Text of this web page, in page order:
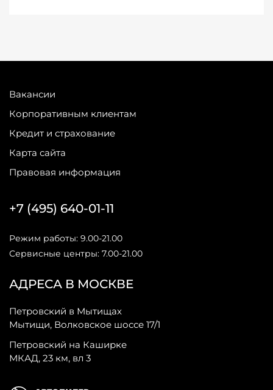
Вакансии
Корпоративным клиентам
Кредит и страхование
Карта сайта
Правовая информация
АДРЕСА В МОСКВЕ
Петровский в Мытищах
Мытищи, Волковское шоссе 17/1
Петровский на Каширке
МКАД, 23 км, вл 3
+7 (495) 640-01-11
Режим работы: 9.00-21.00
Сервисные центры: 7.00-21.00